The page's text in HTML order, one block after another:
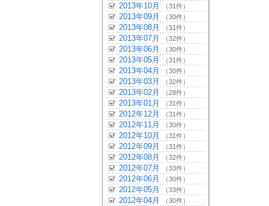
2013年10月 （31件）
2013年09月 （30件）
2013年08月 （31件）
2013年07月 （32件）
2013年06月 （30件）
2013年05月 （31件）
2013年04月 （30件）
2013年03月 （32件）
2013年02月 （28件）
2013年01月 （31件）
2012年12月 （31件）
2012年11月 （30件）
2012年10月 （31件）
2012年09月 （31件）
2012年08月 （32件）
2012年07月 （33件）
2012年06月 （30件）
2012年05月 （33件）
2012年04月 （30件）